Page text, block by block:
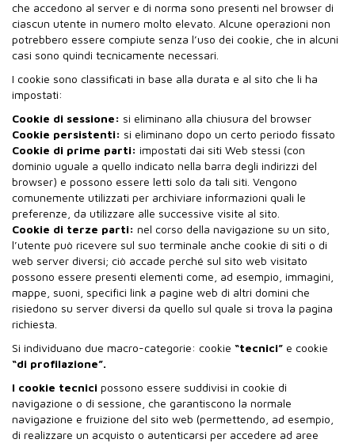
che accedono al server e di norma sono presenti nel browser di
ciascun utente in numero molto elevato. Alcune operazioni non
potrebbero essere compiute senza l’uso dei cookie, che in alcuni
casi sono quindi tecnicamente necessari.
I cookie sono classificati in base alla durata e al sito che li ha
impostati:
Cookie di sessione: si eliminano alla chiusura del browser
Cookie persistenti: si eliminano dopo un certo periodo fissato
Cookie di prime parti: impostati dai siti Web stessi (con
dominio uguale a quello indicato nella barra degli indirizzi del
browser) e possono essere letti solo da tali siti. Vengono
comunemente utilizzati per archiviare informazioni quali le
preferenze, da utilizzare alle successive visite al sito.
Cookie di terze parti: nel corso della navigazione su un sito,
l’utente può ricevere sul suo terminale anche cookie di siti o di
web server diversi; ciò accade perché sul sito web visitato
possono essere presenti elementi come, ad esempio, immagini,
mappe, suoni, specifici link a pagine web di altri domini che
risiedono su server diversi da quello sul quale si trova la pagina
richiesta.
Si individuano due macro-categorie: cookie “tecnici” e cookie
“di profilazione”.
I cookie tecnici possono essere suddivisi in cookie di
navigazione o di sessione, che garantiscono la normale
navigazione e fruizione del sito web (permettendo, ad esempio,
di realizzare un acquisto o autenticarsi per accedere ad aree